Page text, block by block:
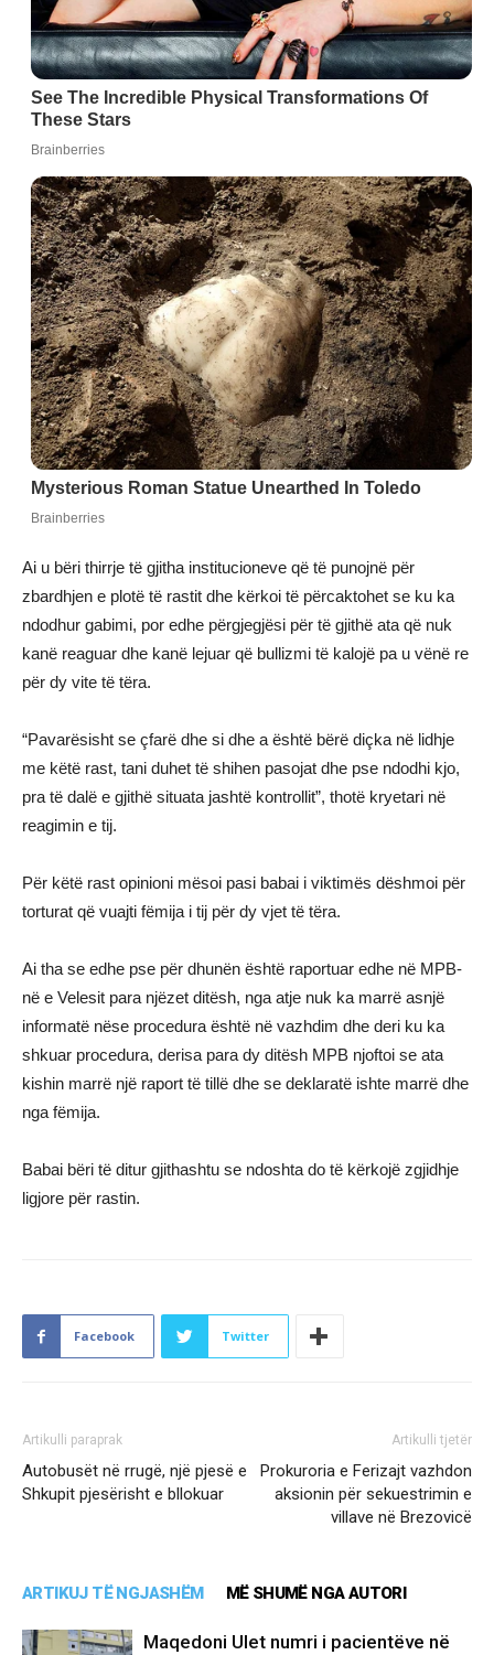
Ai u bëri thirrje të gjitha institucioneve që të punojnë për
zbardhjen e plotë të rastit dhe kërkoi të përcaktohet se ku ka
ndodhur gabimi, por edhe përgjegjësi për të gjithë ata që nuk
kanë reaguar dhe kanë lejuar që bullizmi të kalojë pa u vënë re
për dy vite të tëra.
“Pavarësisht se çfarë dhe si dhe a është bërë diçka në lidhje
me këtë rast, tani duhet të shihen pasojat dhe pse ndodhi kjo,
pra të dalë e gjithë situata jashtë kontrollit”, thotë kryetari në
reagimin e tij.
Për këtë rast opinioni mësoi pasi babai i viktimës dëshmoi për
torturat që vuajti fëmija i tij për dy vjet të tëra.
Ai tha se edhe pse për dhunën është raportuar edhe në MPB-
në e Velesit para njëzet ditësh, nga atje nuk ka marrë asnjë
informatë nëse procedura është në vazhdim dhe deri ku ka
shkuar procedura, derisa para dy ditësh MPB njoftoi se ata
kishin marrë një raport të tillë dhe se deklaratë ishte marrë dhe
nga fëmija.
Babai bëri të ditur gjithashtu se ndoshta do të kërkojë zgjidhje
ligjore për rastin.
Facebook Twitter
Artikulli paraprak
Autobusët në rrugë, një pjesë e
Shkupit pjesërisht e bllokuar
Artikulli tjetër
Prokuroria e Ferizajt vazhdon
aksionin për sekuestrimin e
villave në Brezovicë
ARTIKUJ TË NGJASHËM MË SHUMË NGA AUTORI
Maqedoni Ulet numri i pacientëve në